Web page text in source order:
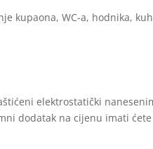
kupaona, WC-a, hodnika,
elektrostatički
dodatak na cijenu imati